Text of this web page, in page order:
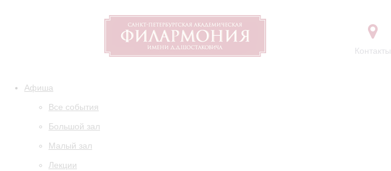
Контакты
Афиша
Все события
Большой зал
Малый зал
Лекции